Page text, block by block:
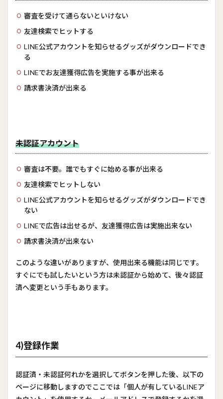
審査を受けて通らないといけない
友達検索でヒットする
LINE公式アカウントを知らせるグッズがダウンロードでき
る
LINEでお友達獲得広告を実施する事が出来る
請求書決済が出来る
未認証アカウント
審査は不要。誰でもすぐに始める事が出来る
友達検索でヒットしない
LINE公式アカウントを知らせるグッズがダウンロードでき
ない
LINEで広告は出せるが、友達獲得広告は実施出来ない
請求書決済が出来ない
このような違いがありますが、使用出来る機能は同じです。
すぐにでも試したいという方は未認証から始めて、後々認証
済へ変更という手もあります。
4)登録作業
認証済・未認証何れかを選択してボタンを押した後、以下の
ページに移動しますのでここでは「個人が有しているLINEア